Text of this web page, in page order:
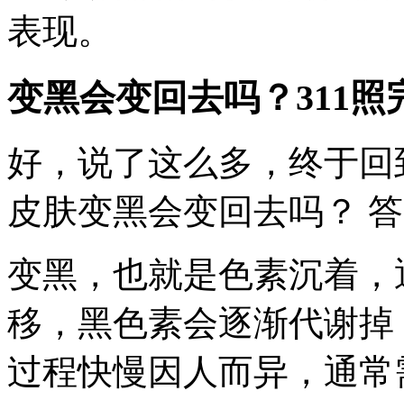
表现。
变黑会变回去吗？311
好，说了这么多，终于
皮肤变黑会变回去吗？
变黑，也就是色素沉着
移，黑色素会逐渐代谢
过程快慢因人而异，通